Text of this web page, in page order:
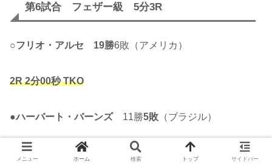
第6試合 フェザー級 5分3R
○フリオ・アルセ 19勝6敗（アメリカ）
2R 2分00秒 TKO
●ハーバート・バーンズ11勝5敗 （ブラジル）
第5試合 フェザー級 5分3R
メニュー ホーム 検索 トップ サイドバー